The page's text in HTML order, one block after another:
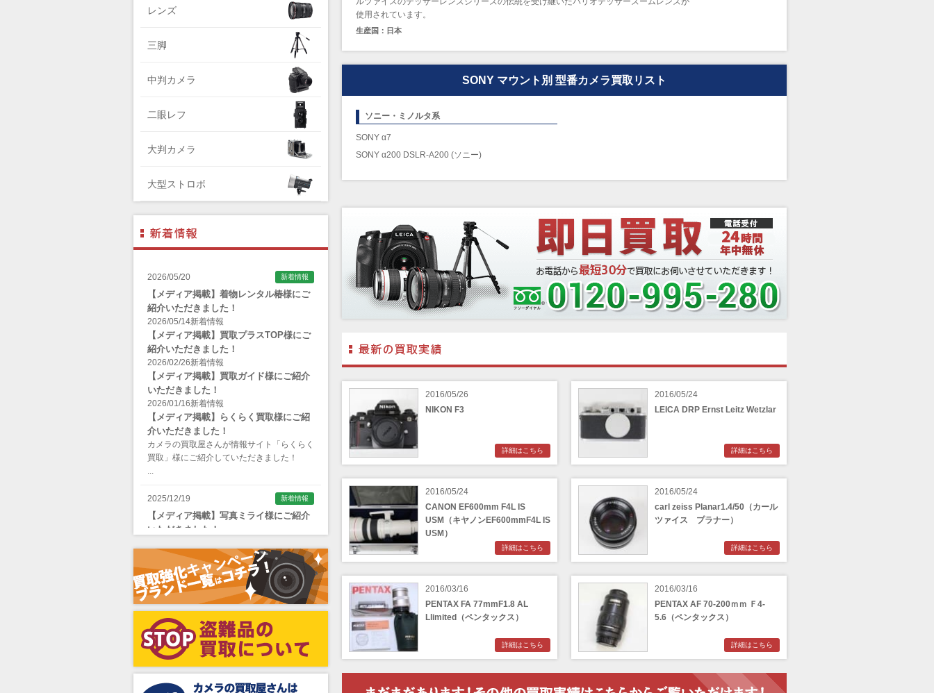
使用されています。
生産国：日本
SONY マウント別 型番カメラ買取リスト
ソニー・ミノルタ系
SONY α7
SONY α200 DSLR-A200 (ソニー)
2016/05/26
NIKON F3
詳細はこちら
2016/05/24
LEICA DRP Ernst Leitz Wetzlar
詳細はこちら
2016/05/24
CANON EF600mm F4L IS
USM（キヤノンEF600mmF4L IS
USM）
詳細はこちら
2016/05/24
carl zeiss Planar1.4/50（カール
ツァイス プラナー）
詳細はこちら
2016/03/16
PENTAX FA 77mmF1.8 AL
Llimited（ペンタックス）
詳細はこちら
2016/03/16
PENTAX AF 70-200ｍｍ Ｆ4-
5.6（ペンタックス）
詳細はこちら
DOMKE（ドンケ）
Zenza Bronica （ゼンザブロニカ）
OLYMPUS（オリンパス）
A.Schacht Ulm（シャハト）
ACQUAPAZZA（アクアパッツァ）
ADTECHNO（エーディテクノ）
Manfrotto（マンフロット）
ALT（アルト）
ANGENIEUX (アンジェニュー)
ANSCO（アンスコ）
Antonio Gatto（アントニオ・ガット）
Apple（アップル）
AQUAPAC （アクアパック）
ARAX（アラクス）
ARNUVO（アルヌボ）
ARTISAN&ARTIST (アルティザンアン
ドアーティスト)
Aska（アスカ/飛鳥）
ATOMOS（アトモス）
AVENON（アベノン）
Awagami Factory（アワガミファクトリ
ー）
レンズ
三脚
中判カメラ
二眼レフ
大判カメラ
大型ストロボ
2026/05/20 新着情報
【メディア掲載】着物レンタル椿様にご
紹介いただきました！
2026/05/14新着情報
【メディア掲載】買取プラスTOP様にご
紹介いただきました！
2026/02/26新着情報
【メディア掲載】買取ガイド様にご紹介
いただきました！
2026/01/16新着情報
【メディア掲載】らくらく買取様にご紹
介いただきました！
カメラの買取屋さんが情報サイト「らくらく
買取」様にご紹介していただきました！
...
2025/12/19 新着情報
【メディア掲載】写真ミライ様にご紹介
いただきました！
イ」様にご紹介していただきました！
...